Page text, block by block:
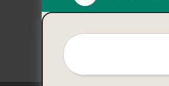
Mapa do site